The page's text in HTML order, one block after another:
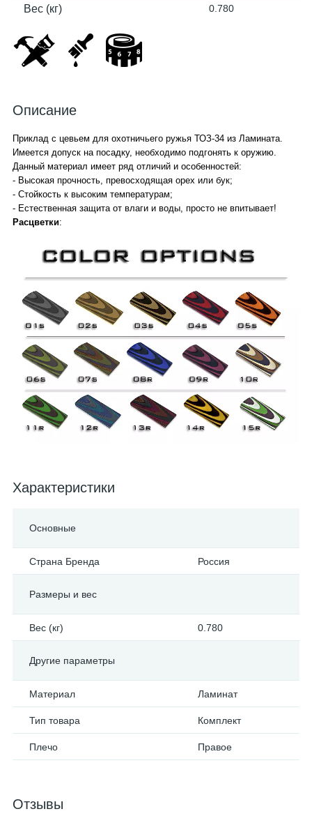
Вес (кг) 0.780
Описание
Приклад с цевьем для охотничьего ружья ТОЗ-34 из Ламината.
Имеется допуск на посадку, необходимо подгонять к оружию.
Данный материал имеет ряд отличий и особенностей:
- Высокая прочность, превосходящая орех или бук;
- Стойкость к высоким температурам;
- Естественная защита от влаги и воды, просто не впитывает!
Расцветки:
Характеристики
Основные
Страна Бренда Россия
Размеры и вес
Вес (кг) 0.780
Другие параметры
Материал Ламинат
Тип товара Комплект
Плечо Правое
Отзывы